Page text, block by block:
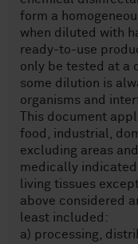
form a
when diluted with
ready-to-use
only be tested at a
some dilution is
organisms and
This document
food, industrial,
excluding areas
medically
living tissues
above considered
least included:
a) processing,